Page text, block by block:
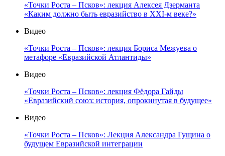
«Точки Роста – Псков»: лекция Алексея Дзерманта
«Каким должно быть евразийство в XXI-м веке?»
Видео
«Точки Роста – Псков»: лекция Бориса Межуева о
метафоре «Евразийской Атлантиды»
Видео
«Точки Роста – Псков»: лекция Фёдора Гайды
«Евразийский союз: история, опрокинутая в будущее»
Видео
«Точки Роста – Псков»: Лекция Александра Гущина о
будущем Евразийской интеграции